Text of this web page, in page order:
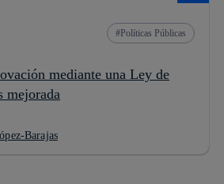
Políticas Públicas
mediante una Ley de
mejorada
Barajas